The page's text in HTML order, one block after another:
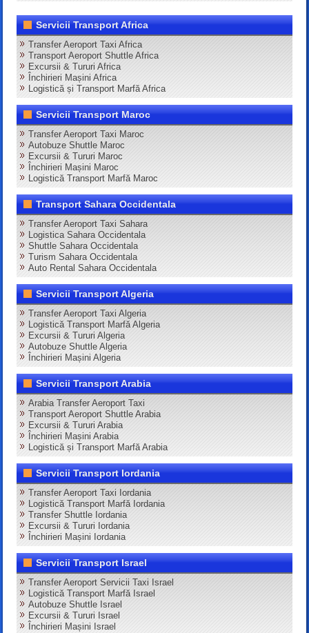
Servicii Transport Africa
Transfer Aeroport Taxi Africa
Transport Aeroport Shuttle Africa
Excursii & Tururi Africa
Închirieri Mașini Africa
Logistică și Transport Marfă Africa
Servicii Transport Maroc
Transfer Aeroport Taxi Maroc
Autobuze Shuttle Maroc
Excursii & Tururi Maroc
Închirieri Mașini Maroc
Logistică Transport Marfă Maroc
Transport Sahara Occidentala
Transfer Aeroport Taxi Sahara
Logistica Sahara Occidentala
Shuttle Sahara Occidentala
Turism Sahara Occidentala
Auto Rental Sahara Occidentala
Servicii Transport Algeria
Transfer Aeroport Taxi Algeria
Logistică Transport Marfă Algeria
Excursii & Tururi Algeria
Autobuze Shuttle Algeria
Închirieri Mașini Algeria
Servicii Transport Arabia
Arabia Transfer Aeroport Taxi
Transport Aeroport Shuttle Arabia
Excursii & Tururi Arabia
Închirieri Mașini Arabia
Logistică și Transport Marfă Arabia
Servicii Transport Iordania
Transfer Aeroport Taxi Iordania
Logistică Transport Marfă Iordania
Transfer Shuttle Iordania
Excursii & Tururi Iordania
Închirieri Mașini Iordania
Servicii Transport Israel
Transfer Aeroport Servicii Taxi Israel
Logistică Transport Marfă Israel
Autobuze Shuttle Israel
Excursii & Tururi Israel
Închirieri Mașini Israel